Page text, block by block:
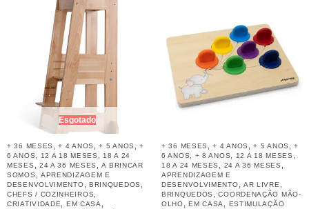
Esgotado
+ 36 MESES ,+ 4 ANOS ,+ 5 ANOS ,+
6 ANOS
12 A 18 MESES
18 A 24
MESES
24 A 36 MESES ,A BRINCAR
SOMOS
APRENDIZAGEM E
DESENVOLVIMENTO
BRINQUEDOS
CHEFS / COZINHEIROS
CRIATIVIDADE EM CASA
+ 36 MESES ,+ 4 ANOS ,+ 5 ANOS ,+
6 ANOS
+ 8 ANOS 12 A 18 MESES
18 A 24 MESES 24 A 36 MESES
APRENDIZAGEM E
DESENVOLVIMENTO
AR LIVRE
BRINQUEDOS ,COORDENAÇÃO MÃO-
OLHO
,EM CASA
ESTIMULAÇÃO